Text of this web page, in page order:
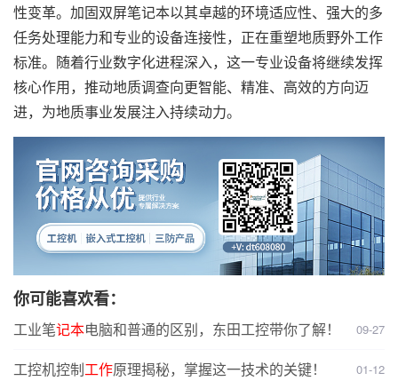
性变革。加固双屏笔记本以其卓越的环境适应性、强大的多
任务处理能力和专业的设备连接性，正在重塑地质野外工作
标准。随着行业数字化进程深入，这一专业设备将继续发挥
核心作用，推动地质调查向更智能、精准、高效的方向迈
进，为地质事业发展注入持续动力。
你可能喜欢看：
工业笔记本电脑和普通的区别，东田工控带你了解！ 09-27
工控机控制工作原理揭秘，掌握这一技术的关键！ 01-12